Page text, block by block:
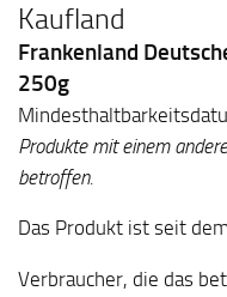
Kaufland
Frankenland
250g
Produkte mit einem
betroffen.
Das Produkt ist seit
Verbraucher, die das